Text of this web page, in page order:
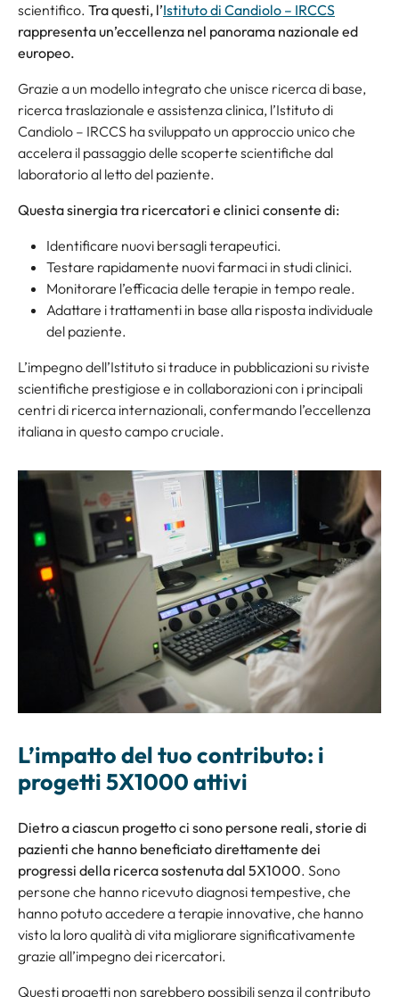
scientifico. Tra questi, l’Istituto di Candiolo – IRCCS
rappresenta un’eccellenza nel panorama nazionale ed
europeo.
Grazie a un modello integrato che unisce ricerca di base,
ricerca traslazionale e assistenza clinica, l’Istituto di
Candiolo – IRCCS ha sviluppato un approccio unico che
accelera il passaggio delle scoperte scientifiche dal
laboratorio al letto del paziente.
Questa sinergia tra ricercatori e clinici consente di:
Identificare nuovi bersagli terapeutici.
Testare rapidamente nuovi farmaci in studi clinici.
Monitorare l’efficacia delle terapie in tempo reale.
Adattare i trattamenti in base alla risposta individuale
del paziente.
L’impegno dell’Istituto si traduce in pubblicazioni su riviste
scientifiche prestigiose e in collaborazioni con i principali
centri di ricerca internazionali, confermando l’eccellenza
italiana in questo campo cruciale.
L’impatto del tuo contributo: i
progetti 5X1000 attivi
Dietro a ciascun progetto ci sono persone reali, storie di
pazienti che hanno beneficiato direttamente dei
progressi della ricerca sostenuta dal 5X1000. Sono
persone che hanno ricevuto diagnosi tempestive, che
hanno potuto accedere a terapie innovative, che hanno
visto la loro qualità di vita migliorare significativamente
grazie all’impegno dei ricercatori.
Questi progetti non sarebbero possibili senza il contributo